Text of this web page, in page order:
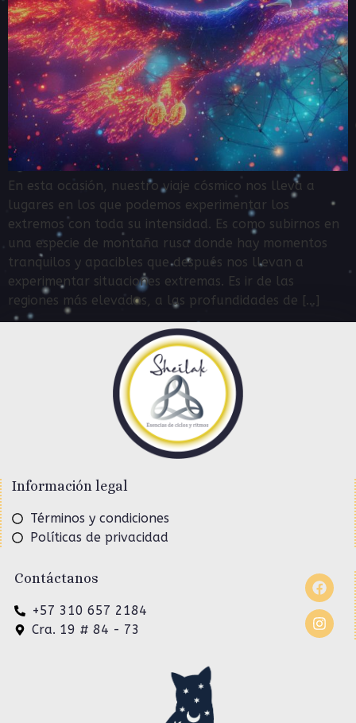
En esta ocasión, nuestro viaje cósmico nos lleva a
lugares en los que podemos experimentar los
extremos con toda su intensidad. Es como subirnos en
una especie de montaña rusa donde hay momentos
tranquilos y apacibles que después nos llevan a
experimentar situaciones extremas. Es ir de las
regiones más elevadas, a las profundidades de […]
Información legal
Términos y condiciones
Políticas de privacidad
Contáctanos
+57 310 657 2184
Cra. 19 # 84 - 73